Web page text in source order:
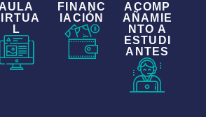
AULA
L
FINANC
IACIÓN
ACOMP
AÑAMIE
NTO A
ESTUDI
ANTES